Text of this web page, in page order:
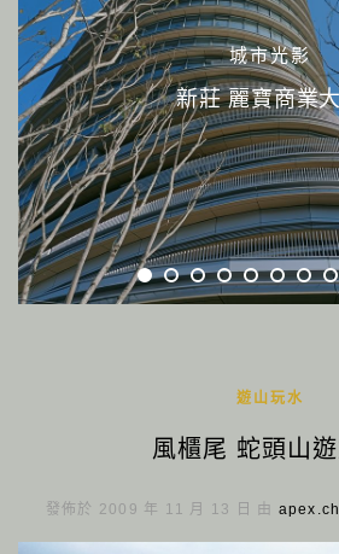
城市光影
新莊 麗寶商業
遊山玩水
風櫃尾 蛇頭山
發佈於 2009 年 11 月 13 日 由